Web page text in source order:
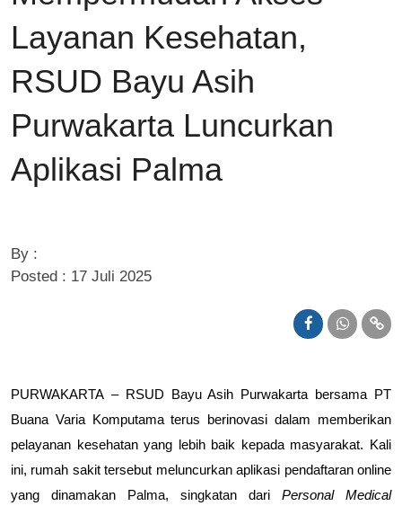
Layanan Kesehatan,
RSUD Bayu Asih
Purwakarta Luncurkan
Aplikasi Palma
By :
Posted : 17 Juli 2025
PURWAKARTA – RSUD Bayu Asih Purwakarta bersama PT
Buana Varia Komputama terus berinovasi dalam memberikan
pelayanan kesehatan yang lebih baik kepada masyarakat. Kali
ini, rumah sakit tersebut meluncurkan aplikasi pendaftaran online
yang dinamakan Palma, singkatan dari Personal Medical